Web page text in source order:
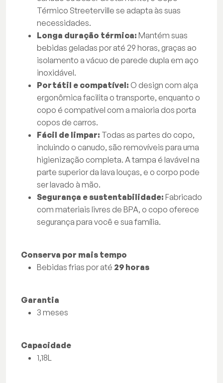
Térmico Streeterville se adapta às suas
necessidades.
Longa duração térmica: Mantém suas
bebidas geladas por até 29 horas, graças ao
isolamento a vácuo de parede dupla em aço
inoxidável.
Portátil e compatível: O design com alça
ergonômica facilita o transporte, enquanto o
copo é compatível com a maioria dos porta
copos de carros.
Fácil de limpar: Todas as partes do copo,
incluindo o canudo, são removíveis para uma
higienização completa. A tampa é lavável na
parte superior da lava louças, e o corpo pode
ser lavado à mão.
Segurança e sustentabilidade: Fabricado
com materiais livres de BPA, o copo oferece
segurança para você e sua família.
Conserva por mais tempo
Bebidas frias por até 29 horas
Garantia
3 meses
Capacidade
1,18L